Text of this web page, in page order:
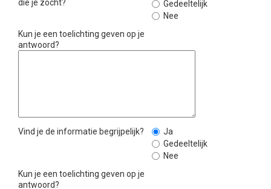
die je zocht?
Gedeeltelijk
Nee
Kun je een toelichting geven op je
antwoord?
Vind je de informatie begrijpelijk?
Ja
Gedeeltelijk
Nee
Kun je een toelichting geven op je
antwoord?